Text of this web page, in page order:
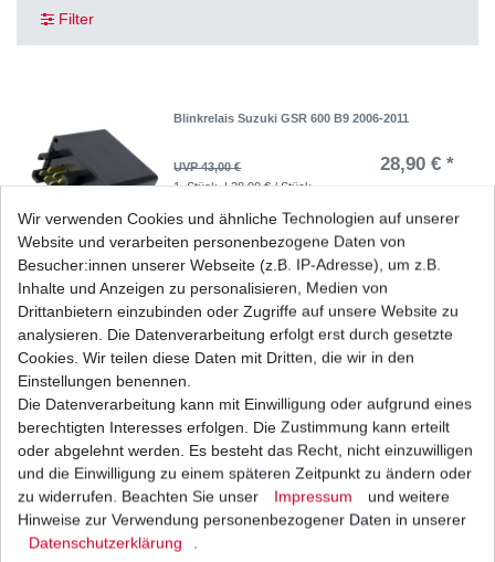
Filter
Blinkrelais Suzuki GSR 600 B9 2006-2011
UVP 43,00 € 28,90 € *
1 Stück | 28,90 € / Stück
Marken Batterie YTX9-BS wartungsfrei für
UVP 36,76 € 33,61 € *
1 Stück
zzgl. Versandkosten
Regler Lichtmaschine Suzuki GSR 600 B9 2006-
2011 japanische HQ
UVP 154,06 €
Wir verwenden Cookies und ähnliche Technologien auf unserer
Website und verarbeiten personenbezogene Daten von
Besucher:innen unserer Webseite (z.B. IP-Adresse), um z.B.
Inhalte und Anzeigen zu personalisieren, Medien von
Drittanbietern einzubinden oder Zugriffe auf unsere Website zu
analysieren. Die Datenverarbeitung erfolgt erst durch gesetzte
Cookies. Wir teilen diese Daten mit Dritten, die wir in den
Einstellungen benennen.
Die Datenverarbeitung kann mit Einwilligung oder aufgrund eines
berechtigten Interesses erfolgen. Die Zustimmung kann erteilt
oder abgelehnt werden. Es besteht das Recht, nicht einzuwilligen
und die Einwilligung zu einem späteren Zeitpunkt zu ändern oder
zu widerrufen. Beachten Sie unser
Impressum
und weitere
Hinweise zur Verwendung personenbezogener Daten in unserer
Daten­schutz­erklärung
.